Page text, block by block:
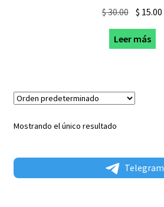
$30.00 El
precio
original
$ 15.00
Leer más
Mostrando el único resultado
Telegram